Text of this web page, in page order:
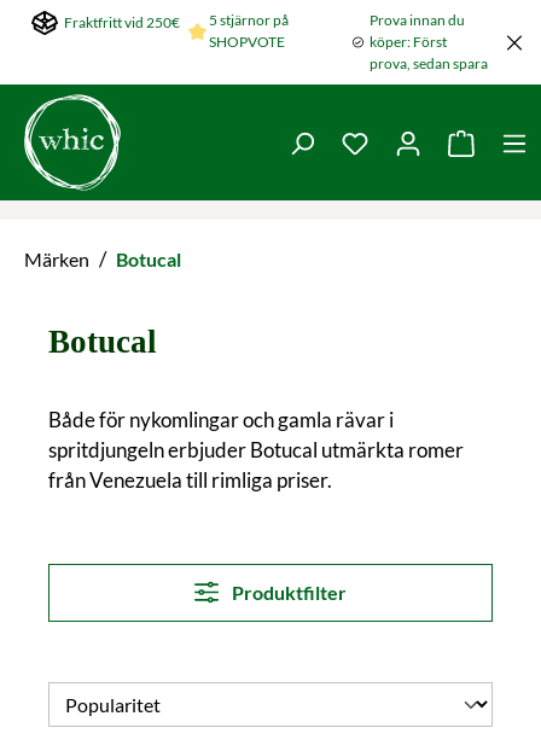
Hoppa till huvudinnehållet
Fraktfritt vid 250€
5 stjärnor på
SHOPVOTE
Prova innan du
köper: Först
prova, sedan spara
Du har 0 objekt i
Märken / Botucal
Botucal
Både för nykomlingar och gamla rävar i
spritdjungeln erbjuder Botucal utmärkta romer
från Venezuela till rimliga priser.
Produktfilter